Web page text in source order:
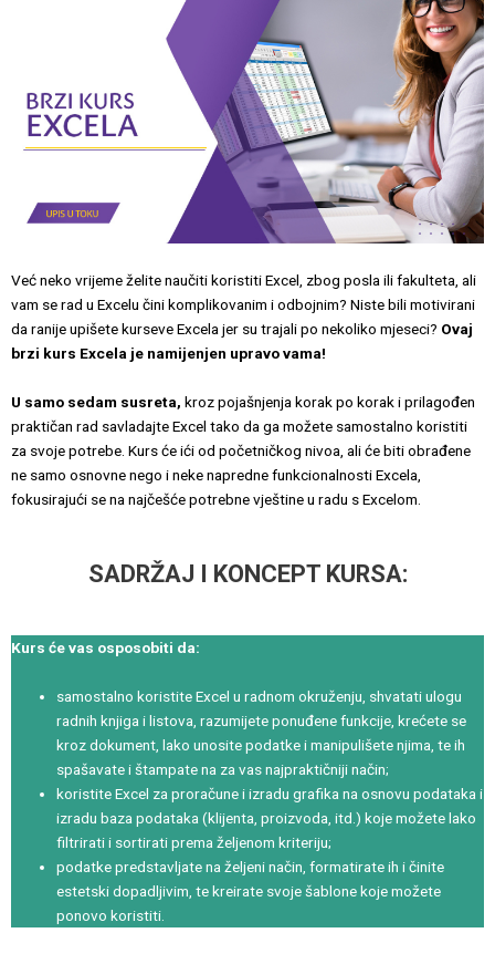
Već neko vrijeme želite naučiti koristiti Excel, zbog posla ili fakulteta, ali
vam se rad u Excelu čini komplikovanim i odbojnim? Niste bili motivirani
da ranije upišete kurseve Excela jer su trajali po nekoliko mjeseci? Ovaj
brzi kurs Excela je namijenjen upravo vama!
U samo sedam susreta, kroz pojašnjenja korak po korak i prilagođen
praktičan rad savladajte Excel tako da ga možete samostalno koristiti
za svoje potrebe. Kurs će ići od početničkog nivoa, ali će biti obrađene
ne samo osnovne nego i neke napredne funkcionalnosti Excela,
fokusirajući se na najčešće potrebne vještine u radu s Excelom.
SADRŽAJ I KONCEPT KURSA:
Kurs će vas osposobiti da:
samostalno koristite Excel u radnom okruženju, shvatati ulogu
radnih knjiga i listova, razumijete ponuđene funkcije, krećete se
kroz dokument, lako unosite podatke i manipulišete njima, te ih
spašavate i štampate na za vas najpraktičniji način;
koristite Excel za proračune i izradu grafika na osnovu podataka i
izradu baza podataka (klijenta, proizvoda, itd.) koje možete lako
filtrirati i sortirati prema željenom kriteriju;
podatke predstavljate na željeni način, formatirate ih i činite
estetski dopadljivim, te kreirate svoje šablone koje možete
ponovo koristiti.